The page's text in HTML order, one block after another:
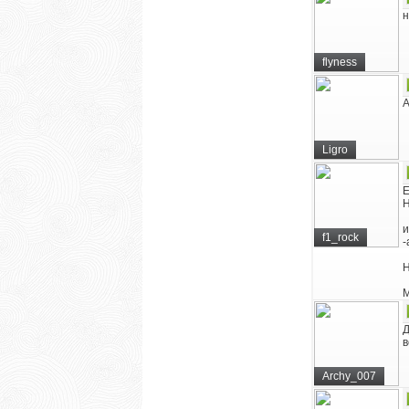
flyness
Ligro
f1_rock
-
Archy_007